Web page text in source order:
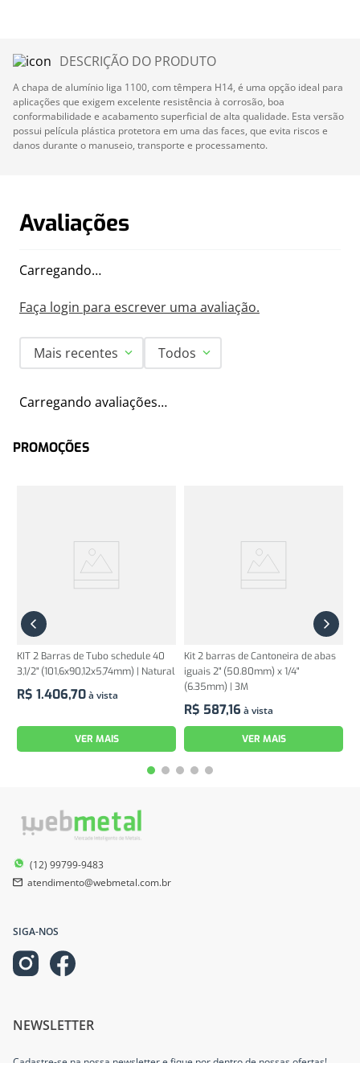
DESCRIÇÃO DO PRODUTO
A chapa de alumínio liga 1100, com têmpera H14, é uma opção ideal para
aplicações que exigem excelente resistência à corrosão, boa
conformabilidade e acabamento superficial de alta qualidade. Esta versão
possui película plástica protetora em uma das faces, que evita riscos e
danos durante o manuseio, transporte e processamento.
Avaliações
Carregando…
Faça login para escrever uma avaliação.
Mais recentes Todos
Carregando avaliações…
PROMOÇÕES
KIT 2 Barras de Tubo schedule 40
3,1/2" (101,6x90,12x5,74mm) | Natural
R$ 1.406,70à vista
VER MAIS
Kit 2 barras de Cantoneira de abas
iguais 2" (50.80mm) x 1/4"
(6.35mm) | 3M
R$ 587,16 à vista
VER MAIS
(12) 99799-9483
atendimento@webmetal.com.br
SIGA-NOS
NEWSLETTER
Cadastre-se na nossa newsletter e fique por dentro de nossas ofertas!